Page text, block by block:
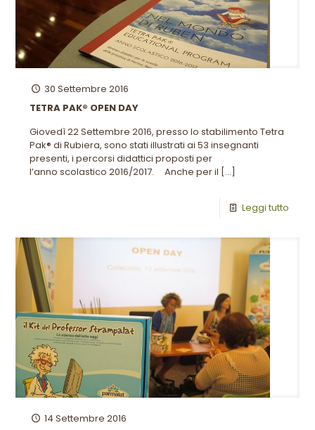
30 Settembre 2016
TETRA PAK® OPEN DAY
Giovedì 22 Settembre 2016, presso lo stabilimento Tetra
Pak® di Rubiera, sono stati illustrati ai 53 insegnanti
presenti, i percorsi didattici proposti per
l’anno scolastico 2016/2017. Anche per il […]
Leggi tutto
14 Settembre 2016